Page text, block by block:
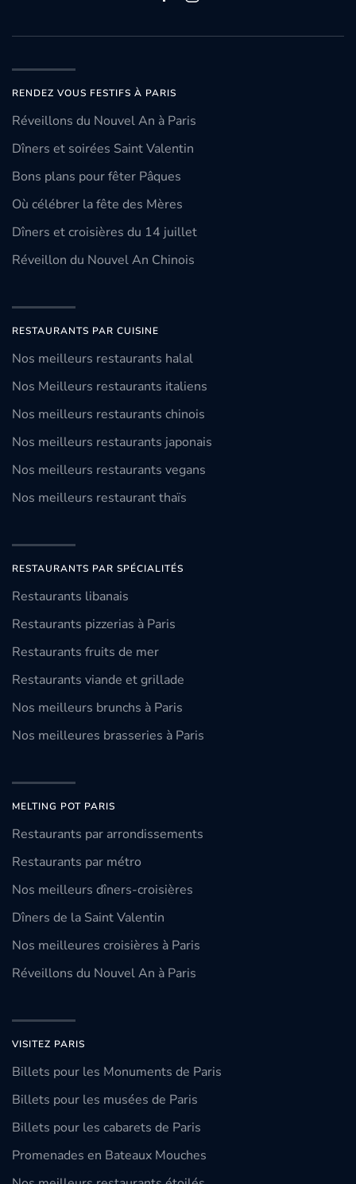
RENDEZ VOUS FESTIFS À PARIS
Réveillons du Nouvel An à Paris
Dîners et soirées Saint Valentin
Bons plans pour fêter Pâques
Où célébrer la fête des Mères
Dîners et croisières du 14 juillet
Réveillon du Nouvel An Chinois
RESTAURANTS PAR CUISINE
Nos meilleurs restaurants halal
Nos Meilleurs restaurants italiens
Nos meilleurs restaurants chinois
Nos meilleurs restaurants japonais
Nos meilleurs restaurants vegans
Nos meilleurs restaurant thaïs
RESTAURANTS PAR SPÉCIALITÉS
Restaurants libanais
Restaurants pizzerias à Paris
Restaurants fruits de mer
Restaurants viande et grillade
Nos meilleurs brunchs à Paris
Nos meilleures brasseries à Paris
MELTING POT PARIS
Restaurants par arrondissements
Restaurants par métro
Nos meilleurs dîners-croisières
Dîners de la Saint Valentin
Nos meilleures croisières à Paris
Réveillons du Nouvel An à Paris
VISITEZ PARIS
Billets pour les Monuments de Paris
Billets pour les musées de Paris
Billets pour les cabarets de Paris
Promenades en Bateaux Mouches